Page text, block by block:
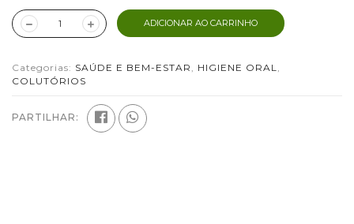
ADICIONAR AO CARRINHO
Categorias: SAÚDE E BEM-ESTAR , HIGIENE ORAL,
COLUTÓRIOS
PARTILHAR: